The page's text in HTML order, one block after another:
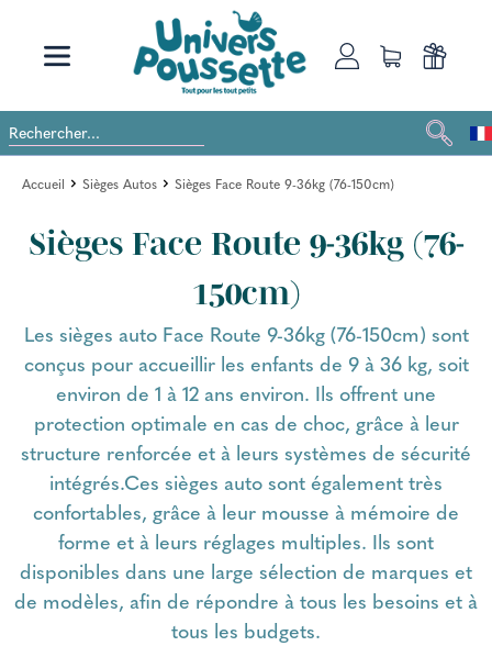
Accueil Sièges Autos Sièges Face Route 9-36kg (76-150cm)
Sièges Face Route 9-36kg (76-
150cm)
Les sièges auto Face Route 9-36kg (76-150cm) sont
conçus pour accueillir les enfants de 9 à 36 kg, soit
environ de 1 à 12 ans environ. Ils offrent une
protection optimale en cas de choc, grâce à leur
structure renforcée et à leurs systèmes de sécurité
intégrés.Ces sièges auto sont également très
confortables, grâce à leur mousse à mémoire de
forme et à leurs réglages multiples. Ils sont
disponibles dans une large sélection de marques et
de modèles, afin de répondre à tous les besoins et à
tous les budgets.